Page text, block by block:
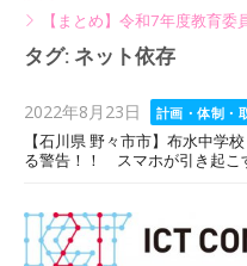
【まとめ】令和7年度教育委
タグ: ネット依存
Posted
on
2022年8月23日 計画・体制・
【石川県 野々市市】布水中
る警告！！ スマホが引き起こ